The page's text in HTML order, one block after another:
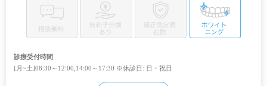
診療受付時間
[月~土]08:30～12:00,14:00～17:30 ※休診日: 日・祝日